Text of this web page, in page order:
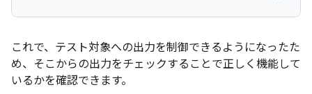
これで、テスト対象への出力を制御できるようになったた
め、そこからの出力をチェックすることで正しく機能して
いるかを確認できます。